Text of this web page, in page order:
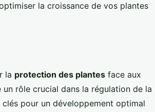
la croissance de vos plantes
la protection des plantes face aux
rôle crucial dans la régulation de la
pour un développement optimal